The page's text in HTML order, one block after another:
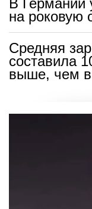
на роковую
Средняя
составила
выше, чем